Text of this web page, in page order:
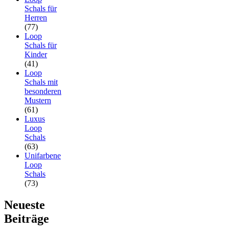
Schals für
Herren
(77)
Loop
Schals für
Kinder
(41)
Loop
Schals mit
besonderen
Mustern
(61)
Luxus
Loop
Schals
(63)
Unifarbene
Loop
Schals
(73)
Neueste
Beiträge